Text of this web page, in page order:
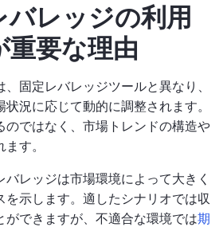
バレッジの利用
重要な理由
固定レバレッジツールと異なり、
況に応じて動的に調整されます。
のではなく、市場トレンドの構造や
す。
バレッジは市場環境によって大きく
を示します。適したシナリオでは収
ができますが、不適合な環境では期